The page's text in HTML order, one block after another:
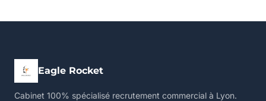
Eagle Rocket
Cabinet 100% spécialisé recrutement commercial à Lyon.